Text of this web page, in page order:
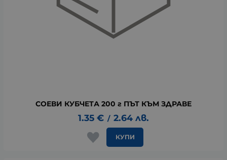
СОЕВИ КУБЧЕТА 200 г ПЪТ КЪМ ЗДРАВЕ
1.35 € / 2.64 лв.
КУПИ